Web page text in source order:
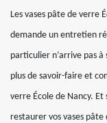
Les vases pâte de verre
demande un entretien
particulier n’arrive pas
plus de savoir-faire et
verre École de Nancy.
restaurer vos vases